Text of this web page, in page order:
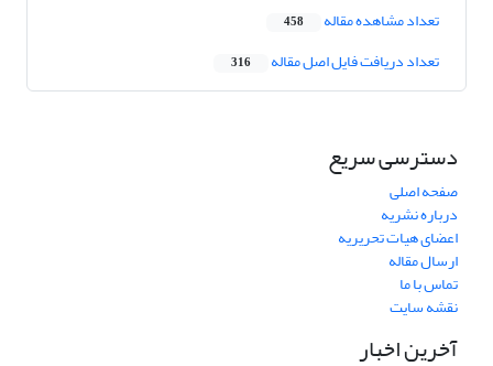
تعداد مشاهده مقاله 458
تعداد دریافت فایل اصل مقاله 316
دسترسی سریع
صفحه اصلی
درباره نشریه
اعضای هیات تحریریه
ارسال مقاله
تماس با ما
نقشه سایت
آخرین اخبار